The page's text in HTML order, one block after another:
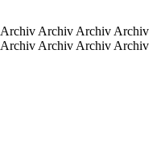
Archiv Archiv Archiv
Archiv Archiv Archiv